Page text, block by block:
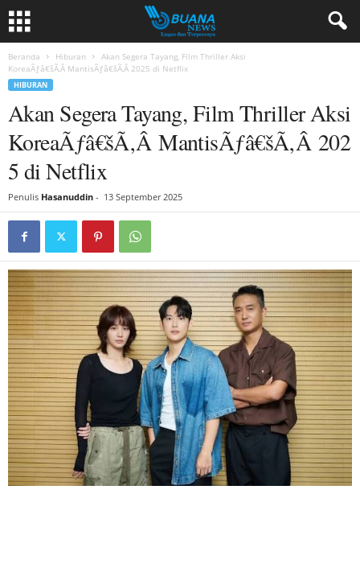
Beranda Hiburan
Akan Segera Tayang, Film Thriller Aksi
KoreaÃƒâ€šÃ‚Â MantisÃƒâ€šÃ‚Â 2025 di Netflix
HIBURAN
Akan Segera Tayang, Film Thriller Aksi
KoreaÃƒâ€šÃ‚Â MantisÃƒâ€šÃ‚Â 202
5 di Netflix
Penulis Hasanuddin - 13 September 2025